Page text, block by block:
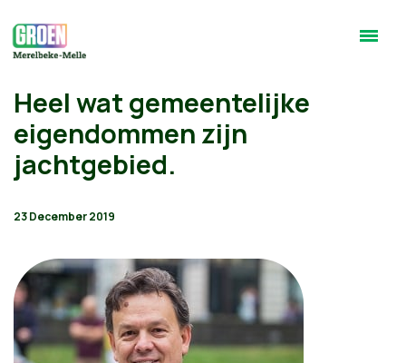
Heel wat gemeentelijke
eigendommen zijn
jachtgebied.
23 December 2019